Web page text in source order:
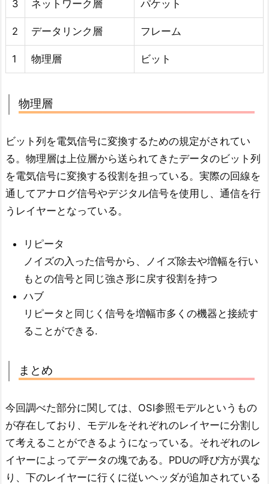
3 ネットワーク層 パケット
2 データリンク層 フレーム
1 物理層 ビット
物理層
ビット列を電気信号に変換するための規定がされてい
る。物理層は上位層から送られてきたデータのビット列
を電気信号に変換する役割を担っている。実際の回線を
通してアナログ信号やデジタル信号を使用し、通信を行
うレイヤーとなっている。
リピータ
ノイズの入った信号から、ノイズ除去や増幅を行い
もとの信号と同じ強さ形に戻す役割を持つ
ハブ
リピータと同じく信号を増幅市多くの機器と接続す
ることができる.
まとめ
今回調べた部分に関しては、OSI参照モデルというもの
が存在しており、モデルをそれぞれのレイヤーに分割し
て考えることができるようになっている。それぞれのレ
イヤーによってデータの塊である。PDUの呼び方が異な
り、下のレイヤーに行くに従いヘッダが追加されている